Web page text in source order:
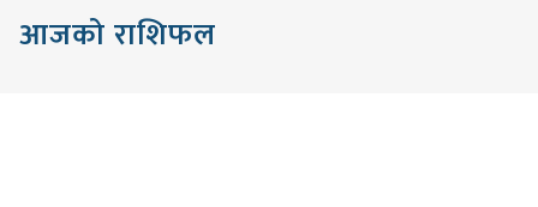
आजको राशिफल